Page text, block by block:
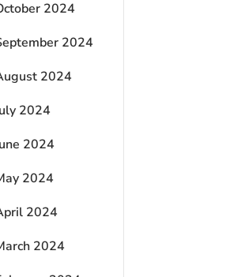
2024
2024
2024
2024
2024
2024
2024
2024